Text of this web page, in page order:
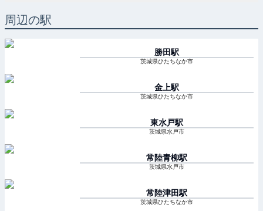
周辺の駅
勝田駅
茨城県ひたちなか市
金上駅
茨城県ひたちなか市
東水戸駅
茨城県水戸市
常陸青柳駅
茨城県水戸市
常陸津田駅
茨城県ひたちなか市